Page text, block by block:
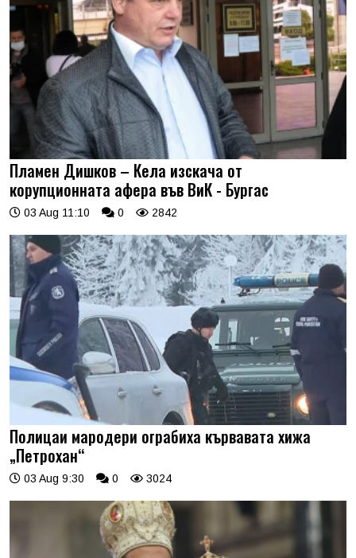
Пламен Дишков – Кела изскача от
корупционната афера във ВиК - Бургас
03 Aug 11:10 0 2842
Полицаи мародери ограбиха кървавата хижа
„Петрохан“
03 Aug 9:30 0 3024